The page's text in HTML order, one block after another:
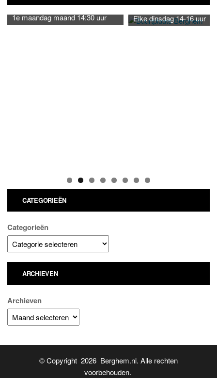
1e maandag maand 14:30 uur Elke dinsdag 14-16 uur
CATEGORIEËN
Categorieën
ARCHIEVEN
Archieven
© Copyright 2026 Berghem.nl. Alle rechten
voorbehouden.